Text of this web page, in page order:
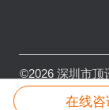
©2026 深圳市顶
在线咨